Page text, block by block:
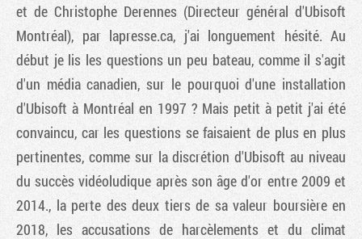
et de Christophe Derennes (Directeur général d'Ubisoft
Montréal), par lapresse.ca, j'ai longuement hésité. Au
début je lis les questions un peu bateau, comme il s'agit
d'un média canadien, sur le pourquoi d'une installation
d'Ubisoft à Montréal en 1997 ? Mais petit à petit j'ai été
convaincu, car les questions se faisaient de plus en plus
pertinentes, comme sur la discrétion d'Ubisoft au niveau
du succès vidéoludique après son âge d'or entre 2009 et
2014., la perte des deux tiers de sa valeur boursière en
2018, les accusations de harcèlements et du climat